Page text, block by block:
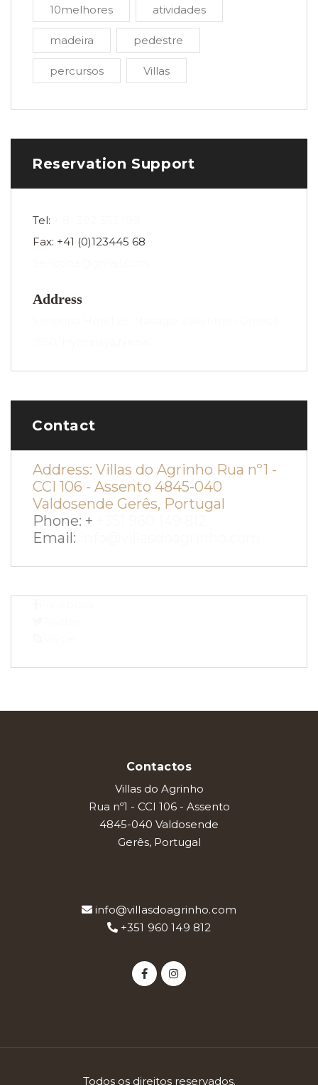
10melhores atividades
madeira pedestre
percursos Villas
Reservation Support
Tel:
Fax: +41 (0)123445 68
Address
Contact
Address: Villas do Agrinho Rua nº1 -
CCI 106 - Assento 4845-040
Valdosende Gerês, Portugal
Phone: +
Email:
Contactos
Villas do Agrinho
Rua nº1 - CCI 106 - Assento
4845-040 Valdosende
Gerês, Portugal
info@villasdoagrinho.com
+351 960 149 812
Todos os direitos reservados.